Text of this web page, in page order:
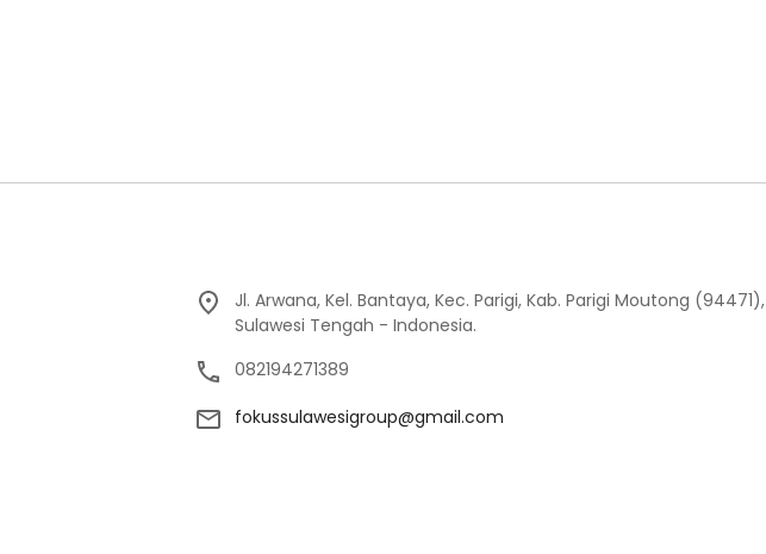
Jl. Arwana, Kel. Bantaya, Kec. Parigi, Kab. Parigi Moutong (94471),
Sulawesi Tengah - Indonesia.
082194271389
fokussulawesigroup@gmail.com